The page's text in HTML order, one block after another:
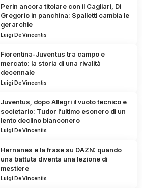
Perin ancora titolare con il Cagliari, Di
Gregorio in panchina: Spalletti cambia le
gerarchie
Luigi De Vincentis
Fiorentina-Juventus tra campo e
mercato: la storia di una rivalità
decennale
Luigi De Vincentis
Juventus, dopo Allegri il vuoto tecnico e
societario: Tudor l’ultimo esonero di un
lento declino bianconero
Luigi De Vincentis
Hernanes e la frase su DAZN: quando
una battuta diventa una lezione di
mestiere
Luigi De Vincentis